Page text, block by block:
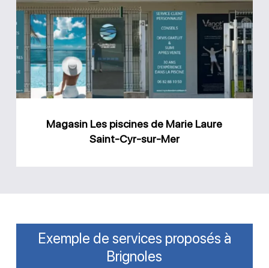
piscines
de
Marie
Laure
Saint-
Magasin Les piscines de Marie Laure
Saint-Cyr-sur-Mer
Exemple de services proposés à
Brignoles